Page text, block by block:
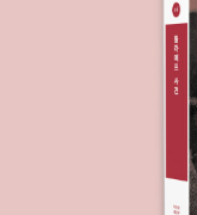
가스 닉스의 판타지
중이 되지 않아 정리